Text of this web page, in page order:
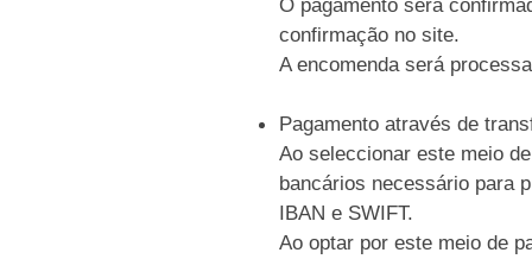
O pagamento será
confirmação no site.
A encomenda será
Pagamento através de
Ao seleccionar este meio
bancários necessário para
IBAN e SWIFT.
Ao optar por este meio de